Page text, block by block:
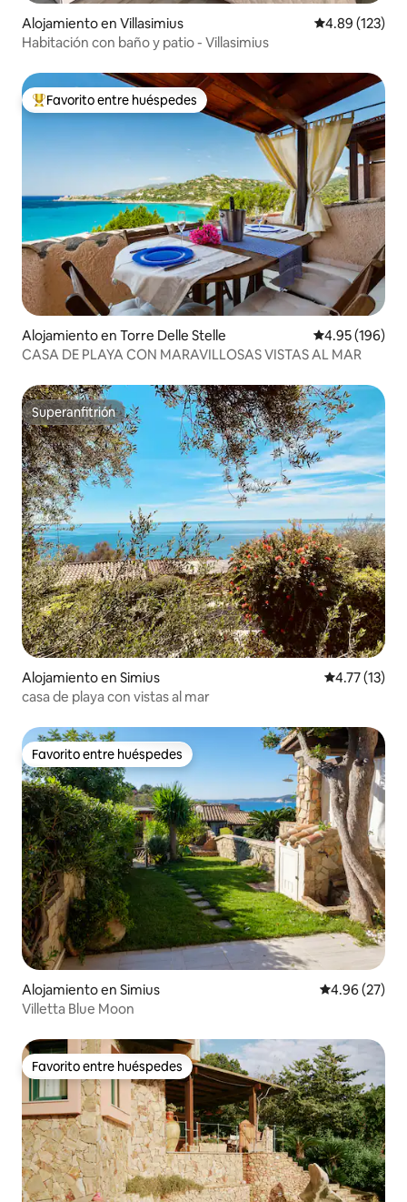
Alojamiento en Villasimius Calificación
4.89 (123)
Habitación con baño y patio - Villasimius
Favorito entre huéspedes preferido
Favorito entre huéspedes
Alojamiento en Torre Delle Stelle Calificación
4.95 (196)
CASA DE PLAYA CON MARAVILLOSAS VISTAS AL MAR
Superanfitrión
Superanfitrión
Alojamiento en Simius Calificación
4.77 (13)
casa de playa con vistas al mar
Favorito entre huéspedes
Favorito entre huéspedes
Alojamiento en Simius Calificación
4.96 (27)
Villetta Blue Moon
Favorito entre huéspedes
Favorito entre huéspedes